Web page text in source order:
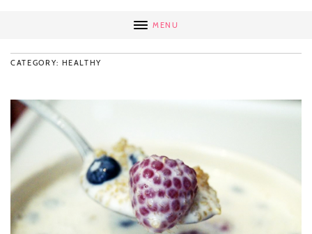
MENU
CATEGORY: HEALTHY